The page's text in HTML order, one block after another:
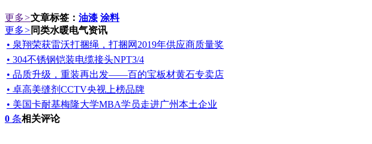
更多>文章标签： 油漆 涂料
更多> 同类水暖电气资讯
• 泉翔荣获雷沃打捆绳，打捆网2019年供应商质量奖
• 304不锈钢铠装电缆接头NPT3/4
• 品质升级，重装再出发——百的宝板材黄石专卖店
• 卓高美缝剂CCTV央视上榜品牌
• 美国卡耐基梅隆大学MBA学员走进广州本土企业
0 条相关评论